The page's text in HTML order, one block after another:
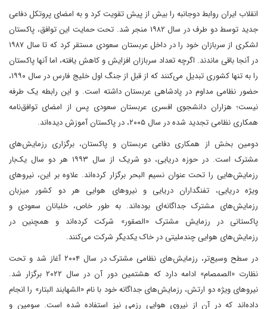
انقلاب ایران روابط دوجانبه را بیش از پیش تقویت کرد و به امضای پروتکل دفاعی
جدید توسط دو طرف در سال ۱۹۸۲ منجر شد. تحت حمایت این توافق، پاکستان
لشکری از سربازان خود را در داخل عربستان سعودی مستقر کرد که تا سال ۱۹۸۷
در آنجا باقی ماندند. اگرچه تعداد سربازان افزایش و کاهش یافته، اما آنها پاکستان
را به تنها کشوری تبدیل می‌کنند که از قبل از جنگ اول خلیج فارس در سال ۱۹۹۰،
حضور نظامی مداوم در پادشاهی عربستان داشته است. و این رابطه یک طرفه
نیست؛ هزاران دانشجوی افسری عربستان سعودی پس از امضای توافق‌نامه
همکاری نظامی تجدید شده در سال ۲۰۰۵، در پاکستان آموزش دیده‌اند.
دومین بخش از همکاری دفاعی عربستان و پاکستان، برگزاری رزمایش‌های
مشترک است. در حوزه دریایی، دو شریک از سال ۱۹۹۳ هر دو سال یک‌بار
رزمایش‌هایی را تحت عنوان نسیم البحر برگزار کرده‌اند. علاوه بر این، نیروهای
ویژه دریایی، تفنگداران دریایی و نیروهای هوایی هر دو کشور میزبان
رزمایش‌های مشترک جداگانه‌ای بوده‌اند. به طور خاص، خلبانان سعودی و
پاکستانی در رزمایش مشترک «الصقور» شرکت کرده‌اند و همچنین در
رزمایش‌های هوایی چندملیتی در خاک یکدیگر شرکت می‌کنند.
در سطح وسیع‌تر، رزمایش‌های نظامی مشترک در سال ۲۰۰۴ آغاز شد و تحت
نظارت «الصمصام» ادامه دارد که هشتمین دور آن در سال ۲۰۲۲ برگزار شد.
نیروهای ویژه دو ارتش، رزمایش‌های جداگانه خود با نام «الشهابند البتار» را انجام
داده‌اند که در آن از نیروی هوایی رزمی نیز استفاده شده است. سومین و